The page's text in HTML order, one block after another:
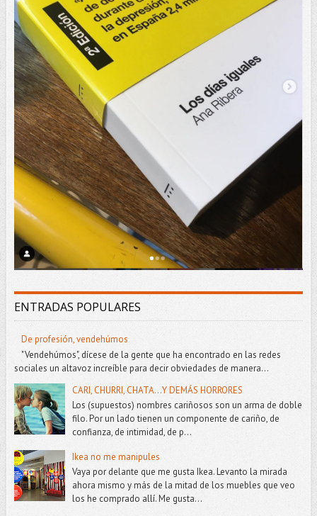
ENTRADAS POPULARES
De profesión, vendehúmos
"Vendehúmos", dícese de la gente que ha encontrado en las redes
sociales un altavoz increíble para decir obviedades de manera...
CARI, CHURRI, CHATA...Y DEMÁS HORRORES
Los (supuestos) nombres cariñosos son un arma de doble
filo. Por un lado tienen un componente de cariño, de
confianza, de intimidad, de p...
Ikea no me manipules
Vaya por delante que me gusta Ikea. Levanto la mirada
ahora mismo y más de la mitad de los muebles que veo
los he comprado allí. Me gusta...